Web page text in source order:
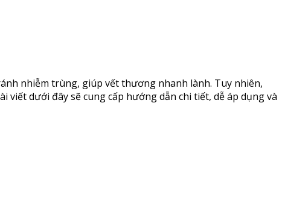
nhiễm trùng, giúp vết thương nhanh lành. Tuy nhiên,
viết dưới đây sẽ cung cấp hướng dẫn chi tiết, dễ áp dụng và